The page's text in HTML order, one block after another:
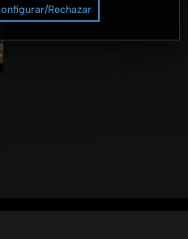
Rechazar